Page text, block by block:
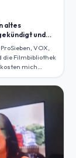
altes
und
VOX,
die Filmbibliothek
kosten mich
weniger